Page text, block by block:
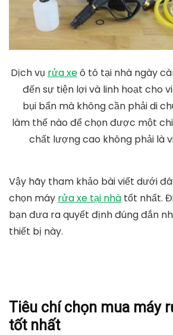
Dịch vụ rửa xeô tô tại nhà ngày
đến sự tiện lợi và linh hoạt cho
bụi bẩn mà không cần phải di
làm thế nào để chọn được một
chất lượng cao không phải là
Vậy hãy tham khảo bài viết dưới
chọn máy rửa xe tại nhà tốt nhất.
bạn đưa ra quyết định đúng đắn
thiết bị này.
Tiêu chí chọn mua máy
tốt nhất